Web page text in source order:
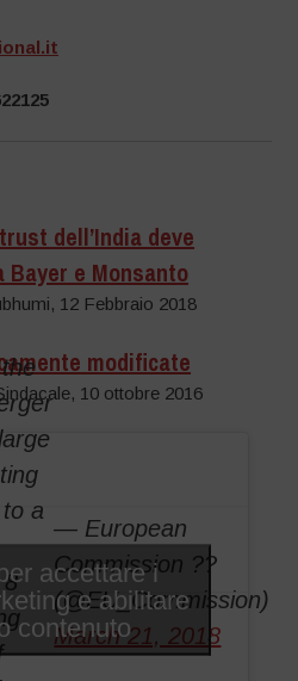
dell’India deve
e Monsanto
12 Febbraio 2018
modificate
10 ottobre 2016
a
8
— European
Commission ??
(@EU_Commission)
March 21, 2018
accettare i
e abilitare
contenuto